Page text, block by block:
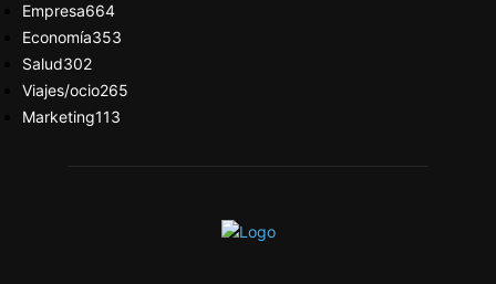
Empresa664
Economía353
Salud302
Viajes/ocio265
Marketing113